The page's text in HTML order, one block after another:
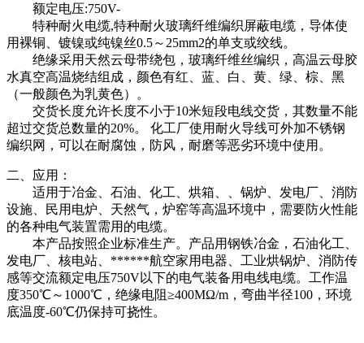
额定电压:750V-
特种耐火电缆,特种耐火玻璃纤维编织屏蔽电缆，导体使
用裸铜、镀镍或纯镍丝0.5～25mm2的单支或绞线。
绝缘采用天然云母带绕包，玻璃纤维丝编织，高温云母胶
水真空高温烧结组成，颜色有红、蓝、白、黄、绿、棕、黑
（一般颜色为乳黄色）。
交货长度允许长度不小于10米短段电线交货，其数量不能
超过交货总数量的20%。 化工厂使用耐火导线可外加不锈钢
编织网，可以在耐腐蚀，防风，耐磨等恶劣环境中使用。
二、应用：
适用于冶金、石油、化工、烘箱、、锅炉、发电厂、消防
设施、民用电炉、天然气，炉窑等高温环境中，需要防火性能
的各种电气装置需用的电缆。
本产品按照企业标准生产。产品用钢铁冶金，石油化工、
发电厂、核电站、******航空家用电器、工业烘锅炉、消防传
感等交流额定电压750V以下的电气装备用电线电缆。工作温
度350℃～1000℃，绝缘电阻≥400MΩ/m，弯曲半径100，环境
底温度-60℃仍保持可挠性。